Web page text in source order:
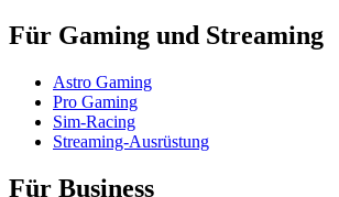
Für Gaming und Streaming
Astro Gaming
Pro Gaming
Sim-Racing
Streaming-Ausrüstung
Für Business